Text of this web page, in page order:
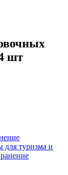
шт
для туризма и